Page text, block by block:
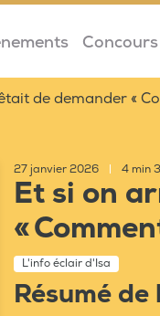
Concours
de demander «
27 janvier 2026 4 min
Et si on
«
L'info éclair d'Isa
Résumé